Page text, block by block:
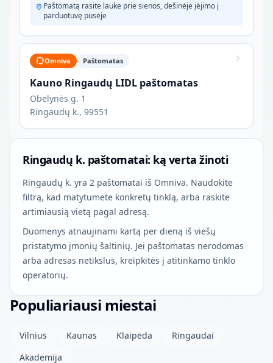
Paštomatą rasite lauke prie sienos, dešinėje įėjimo į
parduotuvę pusėje
Omniva Paštomatas
Kauno Ringaudų LIDL paštomatas
Obelynės g. 1
Ringaudų k., 99551
Ringaudų k. paštomatai: ką verta žinoti
Ringaudų k. yra 2 paštomatai iš Omniva. Naudokite
filtrą, kad matytumėte konkretų tinklą, arba raskite
artimiausią vietą pagal adresą.
Duomenys atnaujinami kartą per dieną iš viešų
pristatymo įmonių šaltinių. Jei paštomatas nerodomas
arba adresas netikslus, kreipkitės į atitinkamo tinklo
operatorių.
Populiariausi miestai
Vilnius Kaunas Klaipėda
Ringaudai
Akademija